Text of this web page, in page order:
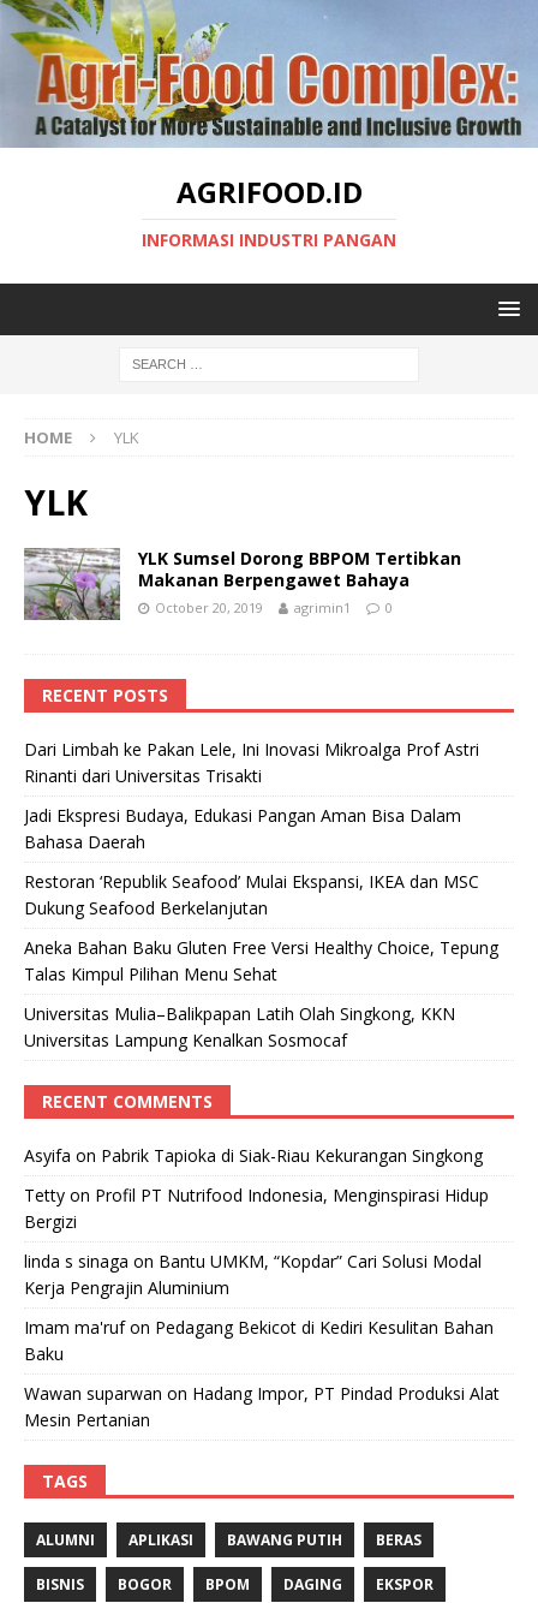
AGRIFOOD.ID
INFORMASI INDUSTRI PANGAN
HOME YLK
YLK
YLK Sumsel Dorong BBPOM Tertibkan
Makanan Berpengawet Bahaya
October 20, 2019 agrimin1 0
RECENT POSTS
Dari Limbah ke Pakan Lele, Ini Inovasi Mikroalga Prof Astri
Rinanti dari Universitas Trisakti
Jadi Ekspresi Budaya, Edukasi Pangan Aman Bisa Dalam
Bahasa Daerah
Restoran ‘Republik Seafood’ Mulai Ekspansi, IKEA dan MSC
Dukung Seafood Berkelanjutan
Aneka Bahan Baku Gluten Free Versi Healthy Choice, Tepung
Talas Kimpul Pilihan Menu Sehat
Universitas Mulia–Balikpapan Latih Olah Singkong, KKN
Universitas Lampung Kenalkan Sosmocaf
RECENT COMMENTS
Asyifa on Pabrik Tapioka di Siak-Riau Kekurangan Singkong
Tetty on Profil PT Nutrifood Indonesia, Menginspirasi Hidup
Bergizi
linda s sinaga on Bantu UMKM, “Kopdar” Cari Solusi Modal
Kerja Pengrajin Aluminium
Imam ma'rufon Pedagang Bekicot di Kediri Kesulitan Bahan
Baku
Wawan suparwan on Hadang Impor, PT Pindad Produksi Alat
Mesin Pertanian
TAGS
ALUMNI APLIKASI BAWANG PUTIH BERAS
BISNIS BOGOR BPOM DAGING EKSPOR